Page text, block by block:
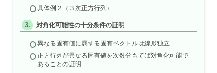
具体例２（３次正方行列）
対角化可能性の十分条件の証明
異なる固有値に属する固有ベクトルは線形独立
正方行列が異なる固有値を次数分もてば対角化可能で
あることの証明